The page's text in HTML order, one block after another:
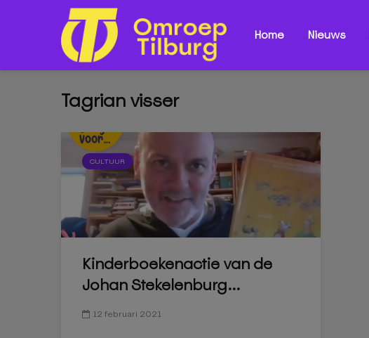
Home Nieuws
Tagrian visser
CULTUUR
Kinderboekenactie van de
Johan Stekelenburg...
12 februari 2021